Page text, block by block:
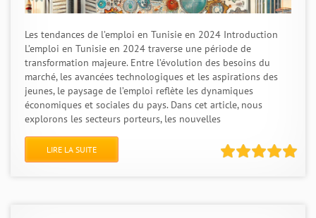
Les tendances de l’emploi en Tunisie en 2024 Introduction
L’emploi en Tunisie en 2024 traverse une période de
transformation majeure. Entre l’évolution des besoins du
marché, les avancées technologiques et les aspirations des
jeunes, le paysage de l’emploi reflète les dynamiques
économiques et sociales du pays. Dans cet article, nous
explorons les secteurs porteurs, les nouvelles
LIRE LA SUITE